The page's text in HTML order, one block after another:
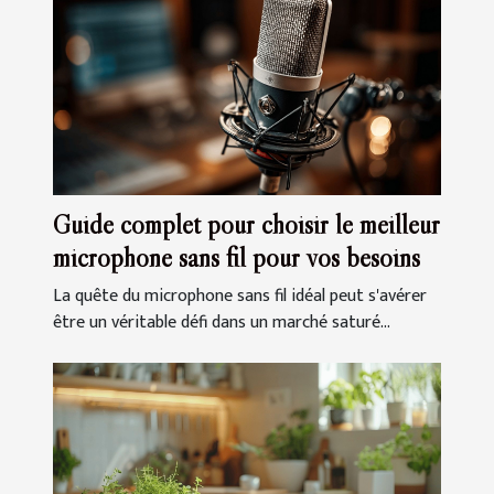
Guide complet pour choisir le meilleur
microphone sans fil pour vos besoins
La quête du microphone sans fil idéal peut s'avérer
être un véritable défi dans un marché saturé...